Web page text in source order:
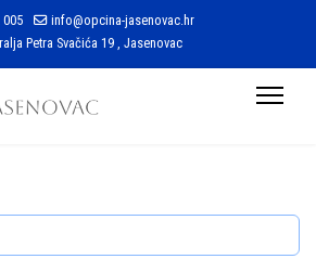
005
info@opcina-jasenovac.hr
Petra Svačića 19 , Jasenovac